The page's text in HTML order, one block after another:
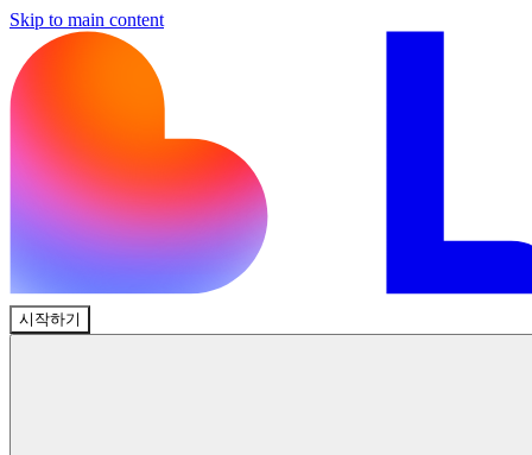
Skip to main content
시작하기